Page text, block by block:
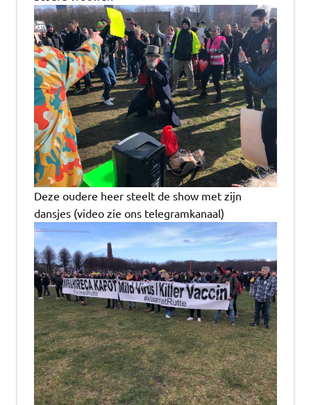
Deze oudere heer steelt de show met zijn
dansjes (video zie ons telegramkanaal)